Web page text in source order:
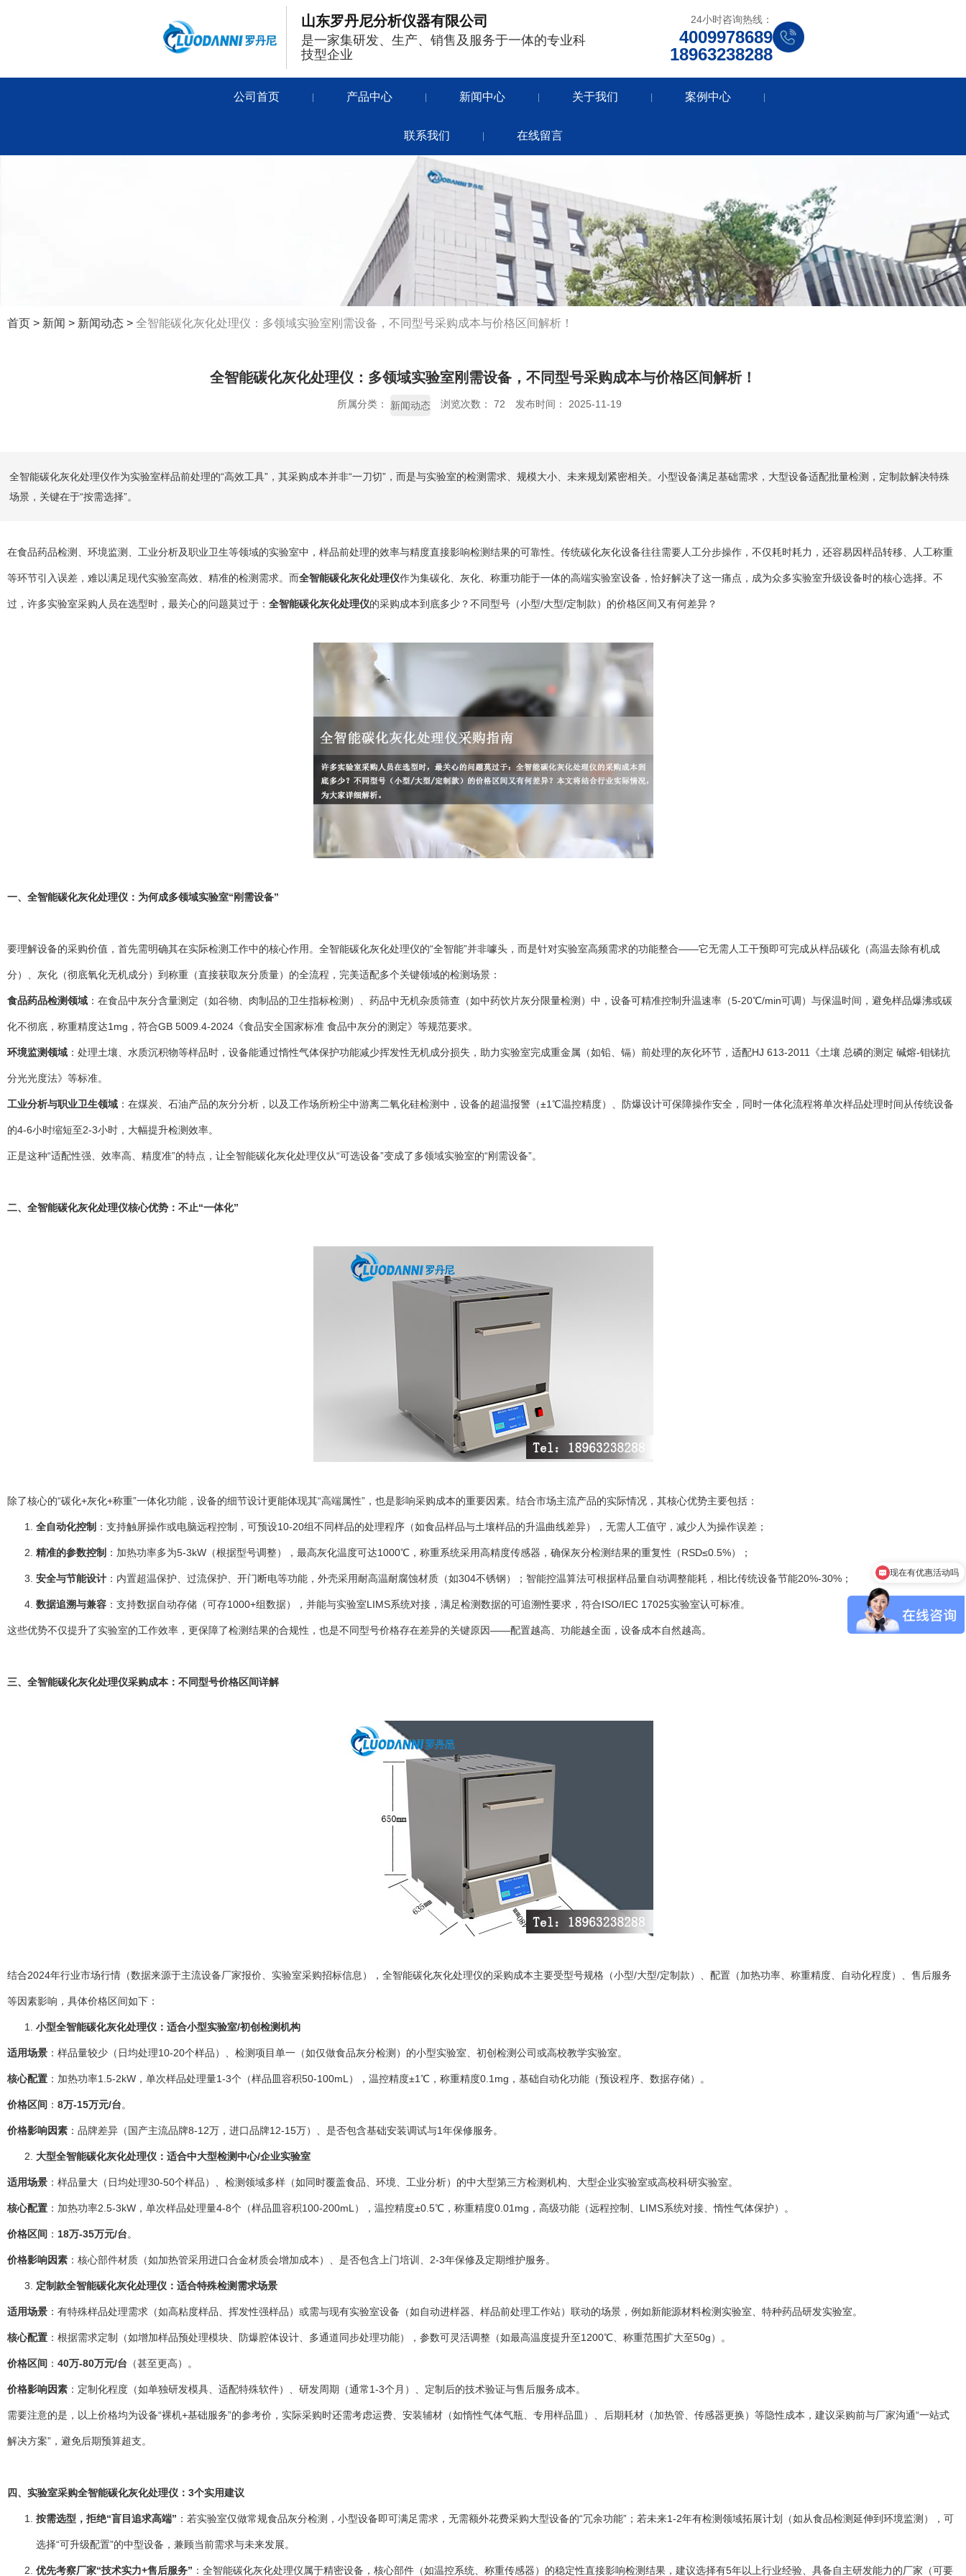
山东罗丹尼分析仪器有限公司
是一家集研发、生产、销售及服务于一体的专业科
技型企业
24小时咨询热线：
4009978689
18963238288
公司首页 | 产品中心 | 新闻中心 | 关于我们 | 案例中心 |
联系我们 | 在线留言
首页 > 新闻 > 新闻动态 > 全智能碳化灰化处理仪：多领域实验室刚需设备，不同型号采购成本与价格区间解析！
全智能碳化灰化处理仪：多领域实验室刚需设备，不同型号采购成本与价格区间解析！
所属分类： 新闻动态 浏览次数： 72 发布时间： 2025-11-19
全智能碳化灰化处理仪作为实验室样品前处理的“高效工具”，其采购成本并非“一刀切”，而是与实验室的检测需求、规模大小、未来规划紧密相关。小型设备满足基础需求，大型设备适配批量检测，定制款解决特殊
场景，关键在于“按需选择”。
在食品药品检测、环境监测、工业分析及职业卫生等领域的实验室中，样品前处理的效率与精度直接影响检测结果的可靠性。传统碳化灰化设备往往需要人工分步操作，不仅耗时耗力，还容易因样品转移、人工称重
等环节引入误差，难以满足现代实验室高效、精准的检测需求。而全智能碳化灰化处理仪作为集碳化、灰化、称重功能于一体的高端实验室设备，恰好解决了这一痛点，成为众多实验室升级设备时的核心选择。不
过，许多实验室采购人员在选型时，最关心的问题莫过于： 全智能碳化灰化处理仪的采购成本到底多少？不同型号（小型/大型/定制款）的价格区间又有何差异？
一、全智能碳化灰化处理仪：为何成多领域实验室“刚需设备”
要理解设备的采购价值，首先需明确其在实际检测工作中的核心作用。全智能碳化灰化处理仪的“全智能”并非噱头，而是针对实验室高频需求的功能整合——它无需人工干预即可完成从样品碳化（高温去除有机成
分）、灰化（彻底氧化无机成分）到称重（直接获取灰分质量）的全流程，完美适配多个关键领域的检测场景：
食品药品检测领域 ：在食品中灰分含量测定（如谷物、肉制品的卫生指标检测）、药品中无机杂质筛查（如中药饮片灰分限量检测）中，设备可精准控制升温速率（5-20℃/min可调）与保温时间，避免样品爆沸或碳
化不彻底，称重精度达1mg，符合GB 5009.4-2024《食品安全国家标准 食品中灰分的测定》等规范要求。
环境监测领域 ：处理土壤、水质沉积物等样品时，设备能通过惰性气体保护功能减少挥发性无机成分损失，助力实验室完成重金属（如铅、镉）前处理的灰化环节，适配HJ 613-2011《土壤 总磷的测定 碱熔-钼锑抗
分光光度法》等标准。
工业分析与职业卫生领域 ：在煤炭、石油产品的灰分分析，以及工作场所粉尘中游离二氧化硅检测中，设备的超温报警（±1℃温控精度）、防爆设计可保障操作安全，同时一体化流程将单次样品处理时间从传统设备
的4-6小时缩短至2-3小时，大幅提升检测效率。
正是这种“适配性强、效率高、精度准”的特点，让全智能碳化灰化处理仪从“可选设备”变成了多领域实验室的“刚需设备”。
二、全智能碳化灰化处理仪核心优势：不止“一体化”
除了核心的“碳化+灰化+称重”一体化功能，设备的细节设计更能体现其“高端属性”，也是影响采购成本的重要因素。结合市场主流产品的实际情况，其核心优势主要包括：
全自动化控制 ：支持触屏操作或电脑远程控制，可预设10-20组不同样品的处理程序（如食品样品与土壤样品的升温曲线差异），无需人工值守，减少人为操作误差；
精准的参数控制 ：加热功率多为5-3kW（根据型号调整），最高灰化温度可达1000℃，称重系统采用高精度传感器，确保灰分检测结果的重复性（RSD≤0.5%）；
安全与节能设计 ：内置超温保护、过流保护、开门断电等功能，外壳采用耐高温耐腐蚀材质（如304不锈钢）；智能控温算法可根据样品量自动调整能耗，相比传统设备节能20%-30%；
数据追溯与兼容 ：支持数据自动存储（可存1000+组数据），并能与实验室LIMS系统对接，满足检测数据的可追溯性要求，符合ISO/IEC 17025实验室认可标准。
这些优势不仅提升了实验室的工作效率，更保障了检测结果的合规性，也是不同型号价格存在差异的关键原因——配置越高、功能越全面，设备成本自然越高。
三、全智能碳化灰化处理仪采购成本：不同型号价格区间详解
结合2024年行业市场行情（数据来源于主流设备厂家报价、实验室采购招标信息），全智能碳化灰化处理仪的采购成本主要受型号规格（小型/大型/定制款）、配置（加热功率、称重精度、自动化程度）、售后服务
等因素影响，具体价格区间如下：
小型全智能碳化灰化处理仪：适合小型实验室/初创检测机构
适用场景 ：样品量较少（日均处理10-20个样品）、检测项目单一（如仅做食品灰分检测）的小型实验室、初创检测公司或高校教学实验室。
核心配置 ：加热功率1.5-2kW，单次样品处理量1-3个（样品皿容积50-100mL），温控精度±1℃，称重精度0.1mg，基础自动化功能（预设程序、数据存储）。
价格区间 ： 8万-15万元/台。
价格影响因素 ：品牌差异（国产主流品牌8-12万，进口品牌12-15万）、是否包含基础安装调试与1年保修服务。
大型全智能碳化灰化处理仪：适合中大型检测中心/企业实验室
适用场景 ：样品量大（日均处理30-50个样品）、检测领域多样（如同时覆盖食品、环境、工业分析）的中大型第三方检测机构、大型企业实验室或高校科研实验室。
核心配置 ：加热功率2.5-3kW，单次样品处理量4-8个（样品皿容积100-200mL），温控精度±0.5℃，称重精度0.01mg，高级功能（远程控制、LIMS系统对接、惰性气体保护）。
价格区间 ： 18万-35万元/台。
价格影响因素 ：核心部件材质（如加热管采用进口合金材质会增加成本）、是否包含上门培训、2-3年保修及定期维护服务。
定制款全智能碳化灰化处理仪：适合特殊检测需求场景
适用场景 ：有特殊样品处理需求（如高粘度样品、挥发性强样品）或需与现有实验室设备（如自动进样器、样品前处理工作站）联动的场景，例如新能源材料检测实验室、特种药品研发实验室。
核心配置 ：根据需求定制（如增加样品预处理模块、防爆腔体设计、多通道同步处理功能），参数可灵活调整（如最高温度提升至1200℃、称重范围扩大至50g）。
价格区间 ： 40万-80万元/台 （甚至更高）。
价格影响因素 ：定制化程度（如单独研发模具、适配特殊软件）、研发周期（通常1-3个月）、定制后的技术验证与售后服务成本。
需要注意的是，以上价格均为设备“裸机+基础服务”的参考价，实际采购时还需考虑运费、安装辅材（如惰性气体气瓶、专用样品皿）、后期耗材（加热管、传感器更换）等隐性成本，建议采购前与厂家沟通“一站式
解决方案”，避免后期预算超支。
四、实验室采购全智能碳化灰化处理仪：3个实用建议
按需选型，拒绝“盲目追求高端” ：若实验室仅做常规食品灰分检测，小型设备即可满足需求，无需额外花费采购大型设备的“冗余功能”；若未来1-2年有检测领域拓展计划（如从食品检测延伸到环境监测），可
选择“可升级配置”的中型设备，兼顾当前需求与未来发展。
优先考察厂家“技术实力+售后服务” ：全智能碳化灰化处理仪属于精密设备，核心部件（如温控系统、称重传感器）的稳定性直接影响检测结果，建议选择有5年以上行业经验、具备自主研发能力的厂家（可要
可以介绍下你们的产品么